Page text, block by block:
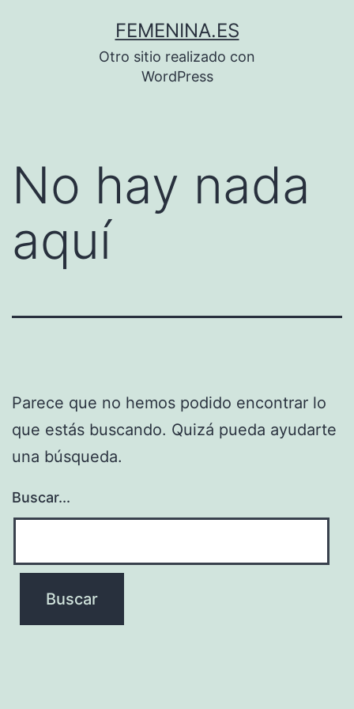
FEMENINA.ES
Otro sitio realizado con
WordPress
No hay nada
aquí
Parece que no hemos podido encontrar lo
que estás buscando. Quizá pueda ayudarte
una búsqueda.
Buscar...